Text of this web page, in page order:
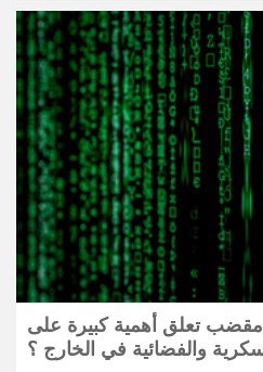
مقضب تعلق أهمية كبيرة على
والفضائية في الخارج ؟